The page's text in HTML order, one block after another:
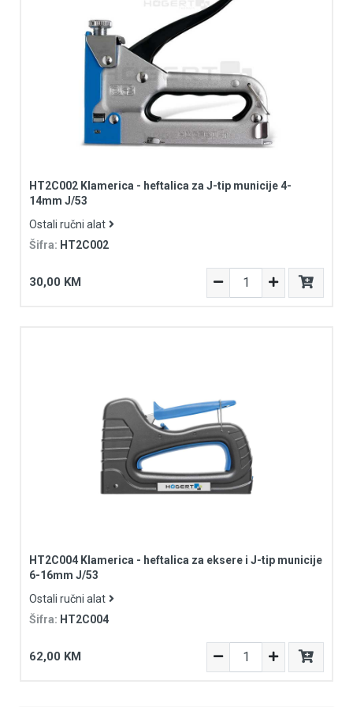
HT2C002 Klamerica - heftalica za J-tip municije 4-
14mm J/53
Ostali ručni alat
Šifra: HT2C002
30,00 KM
HT2C004 Klamerica - heftalica za eksere i J-tip municije
6-16mm J/53
Ostali ručni alat
Šifra: HT2C004
62,00 KM